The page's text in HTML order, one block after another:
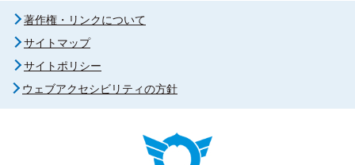
著作権・リンクについて
サイトマップ
サイトポリシー
ウェブアクセシビリティの方針